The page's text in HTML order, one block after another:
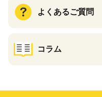
よくあるご質問
コラム